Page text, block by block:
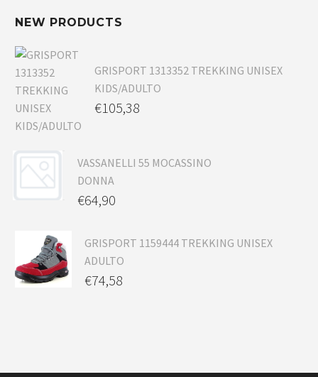
NEW PRODUCTS
GRISPORT 1313352 TREKKING UNISEX
KIDS/ADULTO
€105,38
VASSANELLI 55 MOCASSINO
DONNA
€64,90
GRISPORT 1159444 TREKKING UNISEX
ADULTO
€74,58